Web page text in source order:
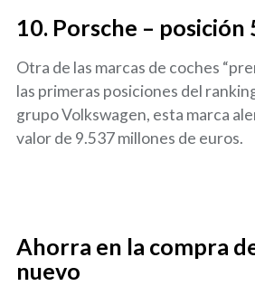
10. Porsche – posición
Otra de las marcas de coches
las primeras posiciones del
grupo Volkswagen, esta marca
valor de 9.537 millones de euros.
Ahorra en la compra
nuevo